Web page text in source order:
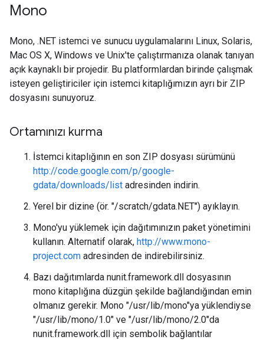
Mono
Mono, .NET istemci ve sunucu uygulamalarını Linux, Solaris,
Mac OS X, Windows ve Unix'te çalıştırmanıza olanak tanıyan
açık kaynaklı bir projedir. Bu platformlardan birinde çalışmak
isteyen geliştiriciler için istemci kitaplığımızın ayrı bir ZIP
dosyasını sunuyoruz.
Ortamınızı kurma
İstemci kitaplığının en son ZIP dosyası sürümünü
http://code.google.com/p/google-
gdata/downloads/list adresinden indirin.
Yerel bir dizine (ör. "/scratch/gdata.NET") ayıklayın.
Mono'yu yüklemek için dağıtımınızın paket yönetimini
kullanın. Alternatif olarak, http://www.mono-
project.com adresinden de indirebilirsiniz.
Bazı dağıtımlarda nunit.framework.dll dosyasının
mono kitaplığına düzgün şekilde bağlandığından emin
olmanız gerekir. Mono "/usr/lib/mono"ya yüklendiyse
"/usr/lib/mono/1.0" ve "/usr/lib/mono/2.0"da
nunit.framework.dll için sembolik bağlantılar